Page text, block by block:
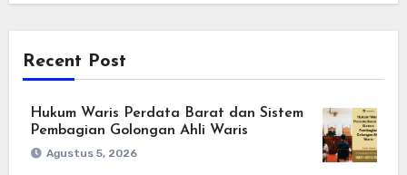
Recent Post
Hukum Waris Perdata Barat dan Sistem
Pembagian Golongan Ahli Waris
Agustus 5, 2026